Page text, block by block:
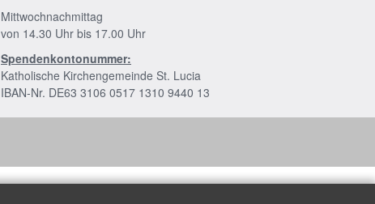
Mittwochnachmittag
von 14.30 Uhr bis 17.00 Uhr
Spendenkontonummer:
Katholische Kirchengemeinde St. Lucia
IBAN-Nr. DE63 3106 0517 1310 9440 13